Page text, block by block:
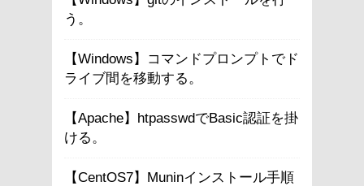
う。
【Windows】コマンドプロンプトでド
ライブ間を移動する。
【Apache】htpasswdでBasic認証を掛
ける。
【CentOS7】Muninインストール手順